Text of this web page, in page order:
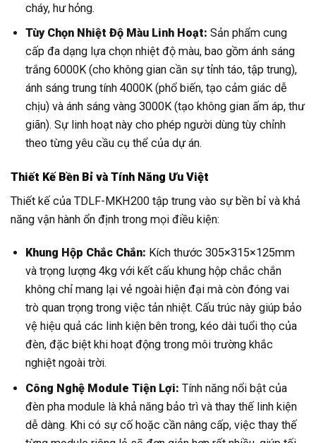
cháy, hư hỏng.
Tùy Chọn Nhiệt Độ Màu Linh Hoạt: Sản phẩm cung
cấp đa dạng lựa chọn nhiệt độ màu, bao gồm ánh sáng
trắng 6000K (cho không gian cần sự tỉnh táo, tập trung),
ánh sáng trung tính 4000K (phổ biến, tạo cảm giác dễ
chịu) và ánh sáng vàng 3000K (tạo không gian ấm áp, thư
giãn). Sự linh hoạt này cho phép người dùng tùy chỉnh
theo từng yêu cầu cụ thể của dự án.
Thiết Kế Bền Bỉ và Tính Năng Ưu Việt
Thiết kế của TDLF-MKH200 tập trung vào sự bền bỉ và khả
năng vận hành ổn định trong mọi điều kiện:
Khung Hộp Chắc Chắn: Kích thước 305×315×125mm
và trọng lượng 4kg với kết cấu khung hộp chắc chắn
không chỉ mang lại vẻ ngoài hiện đại mà còn đóng vai
trò quan trọng trong việc tản nhiệt. Cấu trúc này giúp bảo
vệ hiệu quả các linh kiện bên trong, kéo dài tuổi thọ của
đèn, đặc biệt khi hoạt động trong môi trường khắc
nghiệt ngoài trời.
Công Nghệ Module Tiện Lợi: Tính năng nổi bật của
đèn pha module là khả năng bảo trì và thay thế linh kiện
dễ dàng. Khi có sự cố hoặc cần nâng cấp, việc thay thế